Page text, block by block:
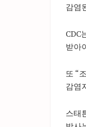
감염
CDC
받아
또 “
감염
스태